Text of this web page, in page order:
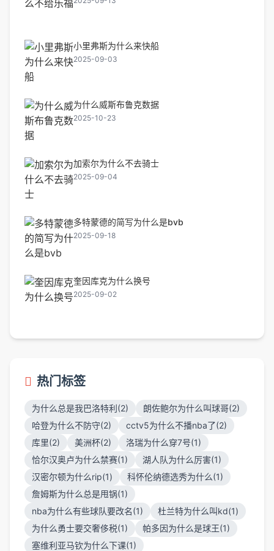
小里弗斯为什么来快船
2025-09-03
为什么威斯布鲁克数据
2025-10-23
加索尔为什么不去骑士
2025-09-04
多特蒙德的简写为什么是bvb
2025-09-18
奎因库克为什么换号
2025-09-02
热门标签
为什么总是我巴洛特利(2)
朗佐鲍尔为什么叫球哥(2)
哈登为什么不防守(2)
cctv5为什么不播nba了(2)
库里(2)
美洲杯(2)
洛瑞为什么穿7号(1)
恰尔汉奥卢为什么禁赛(1)
湖人队为什么厉害(1)
汉密尔顿为什么rip(1)
科怀伦纳德选秀为什么(1)
詹姆斯为什么总是甩锅(1)
nba为什么有些球队要改名(1)
杜兰特为什么叫kd(1)
为什么勇士要交奢侈税(1)
帕多因为什么是球王(1)
塞维利亚马钦为什么下课(1)